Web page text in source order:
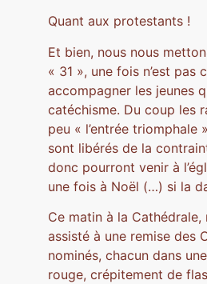
Quant aux protestants !
Et bien, nous nous
« 31 », une fois n’est pas
accompagner les jeunes
catéchisme. Du coup les
peu « l’entrée triomphale
sont libérés de la
donc pourront venir à
une fois à Noël (…) si la
Ce matin à la Cathédrale,
assisté à une remise des
nominés, chacun dans
rouge, crépitement de